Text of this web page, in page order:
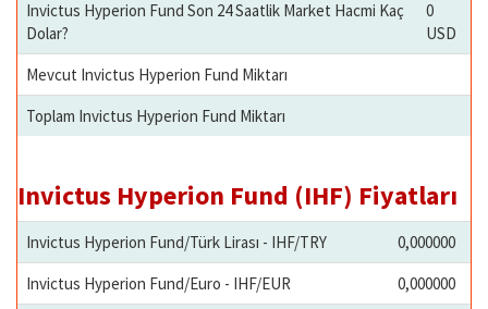
Invictus Hyperion Fund Son 24 Saatlik Market Hacmi Kaç
Dolar?
0
USD
Mevcut Invictus Hyperion Fund Miktarı
Toplam Invictus Hyperion Fund Miktarı
Invictus Hyperion Fund (IHF) Fiyatları
Invictus Hyperion Fund/Türk Lirası - IHF/TRY
0,000000
Invictus Hyperion Fund/Euro - IHF/EUR
0,000000